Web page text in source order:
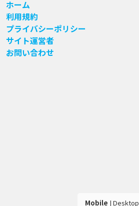
ホーム
利用規約
プライバシーポリシー
サイト運営者
お問い合わせ
Mobile | Desktop